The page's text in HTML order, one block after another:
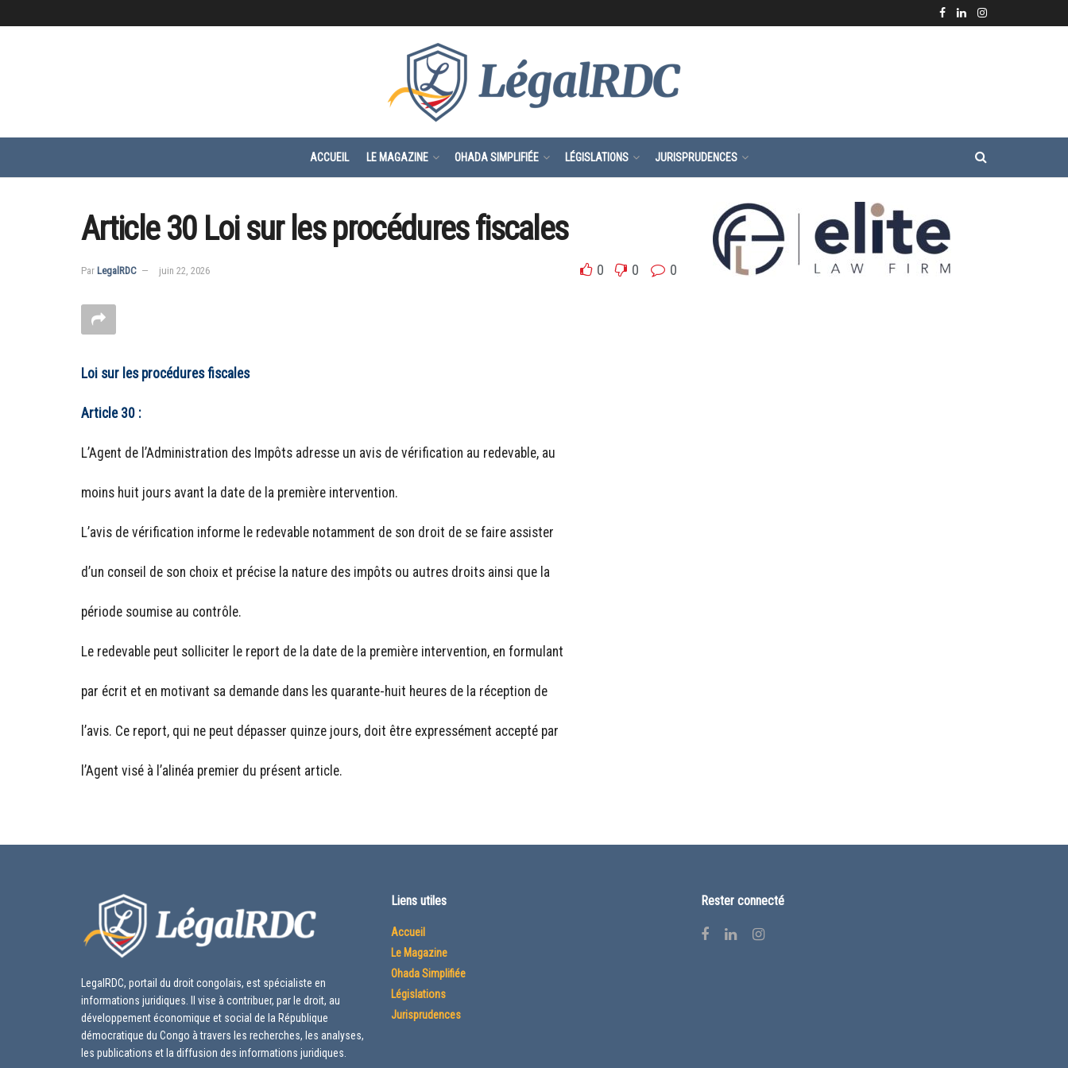
ACCUEIL LE MAGAZINE OHADA SIMPLIFIÉE LÉGISLATIONS JURISPRUDENCES
Article 30 Loi sur les procédures fiscales
Par LegalRDC juin 22, 2026 0 0 0
Loi sur les procédures fiscales
Article 30 :
L’Agent de l’Administration des Impôts adresse un avis de vérification au redevable, au
moins huit jours avant la date de la première intervention.
L’avis de vérification informe le redevable notamment de son droit de se faire assister
d’un conseil de son choix et précise la nature des impôts ou autres droits ainsi que la
période soumise au contrôle.
Le redevable peut solliciter le report de la date de la première intervention, en formulant
par écrit et en motivant sa demande dans les quarante-huit heures de la réception de
l’avis. Ce report, qui ne peut dépasser quinze jours, doit être expressément accepté par
l’Agent visé à l’alinéa premier du présent article.
LegalRDC, portail du droit congolais, est spécialiste en
informations juridiques. Il vise à contribuer, par le droit, au
développement économique et social de la République
démocratique du Congo à travers les recherches, les analyses,
les publications et la diffusion des informations juridiques.
Liens utiles
Accueil
Le Magazine
Ohada Simplifiée
Législations
Jurisprudences
Rester connecté